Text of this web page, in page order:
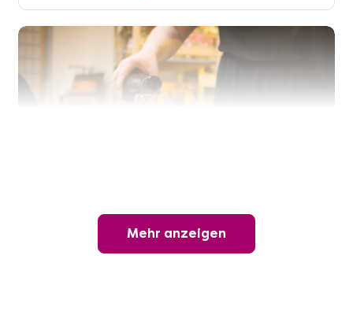
Wunderschöner Weinabend
Mehr anzeigen